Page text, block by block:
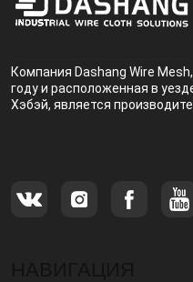
Компания Dashang Wire
году и расположенная в
Хэбэй, является